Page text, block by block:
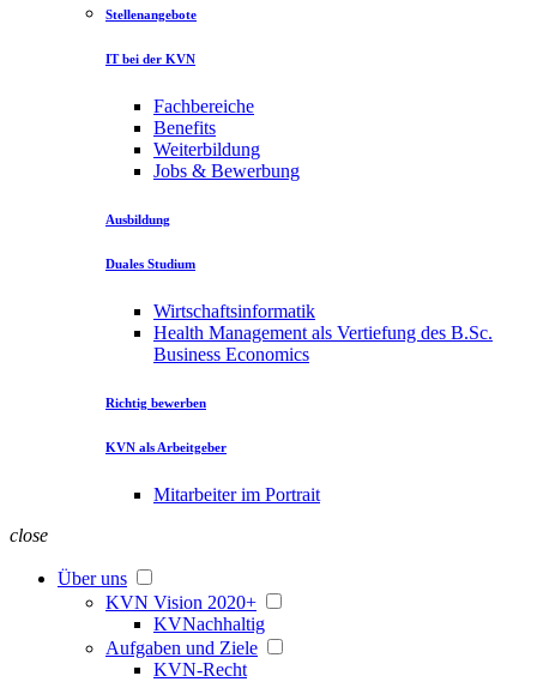
Stellenangebote
IT bei der KVN
Fachbereiche
Benefits
Weiterbildung
Jobs & Bewerbung
Ausbildung
Duales Studium
Wirtschaftsinformatik
Health Management als Vertiefung des B.Sc.
Business Economics
Richtig bewerben
KVN als Arbeitgeber
Mitarbeiter im Portrait
close
Über uns
KVN Vision 2020+
KVNachhaltig
Aufgaben und Ziele
KVN-Recht